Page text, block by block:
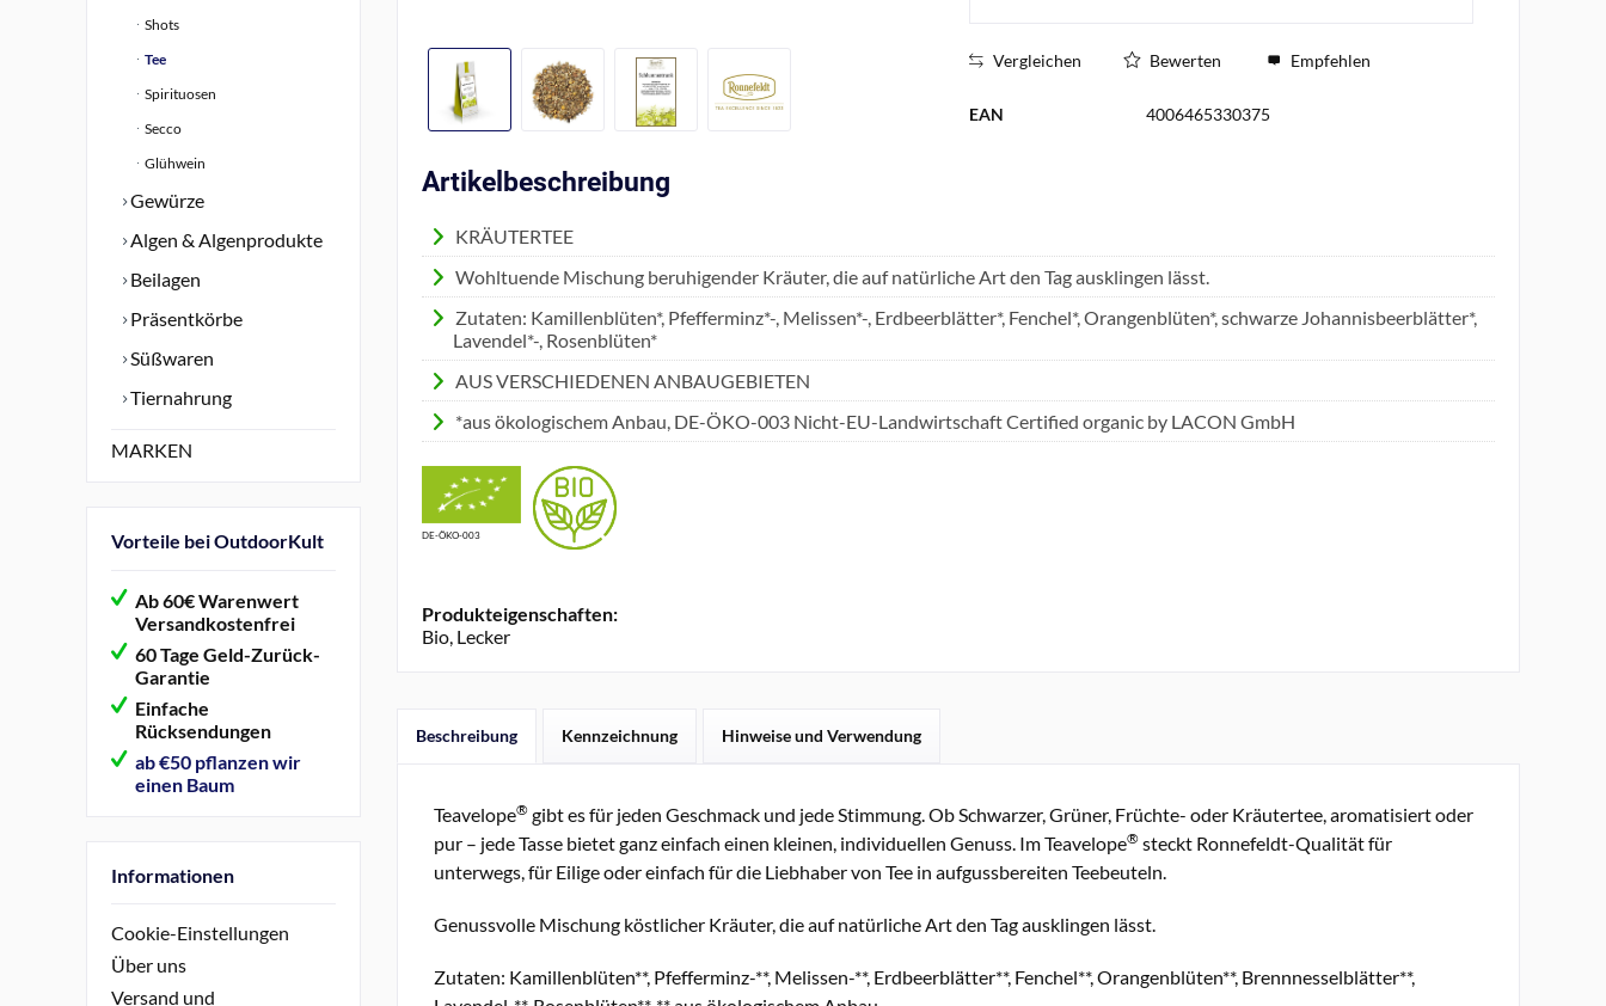
Shots
Tee
Spirituosen
Secco
Glühwein
Gewürze
Algen & Algenprodukte
Beilagen
Präsentkörbe
Süßwaren
Tiernahrung
MARKEN
Vorteile bei OutdoorKult
Ab 60€ Warenwert
Versandkostenfrei
60 Tage Geld-Zurück-
Garantie
Einfache
Rücksendungen
ab €50 pflanzen wir
einen Baum
Informationen
Cookie-Einstellungen
Über uns
Versand und
Vergleichen Bewerten Empfehlen
EAN 4006465330375
Artikelbeschreibung
KRÄUTERTEE
Wohltuende Mischung beruhigender Kräuter, die auf natürliche Art den Tag ausklingen lässt.
Zutaten: Kamillenblüten*, Pfefferminz*-, Melissen*-, Erdbeerblätter*, Fenchel*, Orangenblüten*, schwarze Johannisbeerblätter*,
Lavendel*-, Rosenblüten*
AUS VERSCHIEDENEN ANBAUGEBIETEN
*aus ökologischem Anbau, DE-ÖKO-003 Nicht-EU-Landwirtschaft Certified organic by LACON GmbH
DE-ÖKO-003
Produkteigenschaften:
Bio, Lecker
Beschreibung Kennzeichnung Hinweise und Verwendung
Teavelope® gibt es für jeden Geschmack und jede Stimmung. Ob Schwarzer, Grüner, Früchte- oder Kräutertee, aromatisiert oder
pur – jede Tasse bietet ganz einfach einen kleinen, individuellen Genuss. Im Teavelope® steckt Ronnefeldt-Qualität für
unterwegs, für Eilige oder einfach für die Liebhaber von Tee in aufgussbereiten Teebeuteln.
Genussvolle Mischung köstlicher Kräuter, die auf natürliche Art den Tag ausklingen lässt.
Zutaten: Kamillenblüten**, Pfefferminz-**, Melissen-**, Erdbeerblätter**, Fenchel**, Orangenblüten**, Brennnesselblätter**,